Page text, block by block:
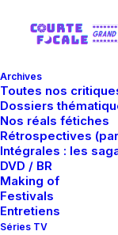
Archives
Toutes nos
Dossiers
Nos réals fétiches
Rétrospectives
Intégrales : les
DVD / BR
Making of
Festivals
Entretiens
Séries TV